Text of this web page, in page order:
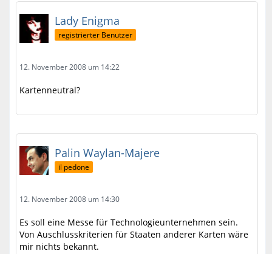
Lady Enigma
registrierter Benutzer
12. November 2008 um 14:22
Kartenneutral?
Palin Waylan-Majere
il pedone
12. November 2008 um 14:30
Es soll eine Messe für Technologieunternehmen sein.
Von Auschlusskriterien für Staaten anderer Karten wäre
mir nichts bekannt.